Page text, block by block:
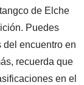
de Elche
Puedes
encuentro en
recuerda que
en el